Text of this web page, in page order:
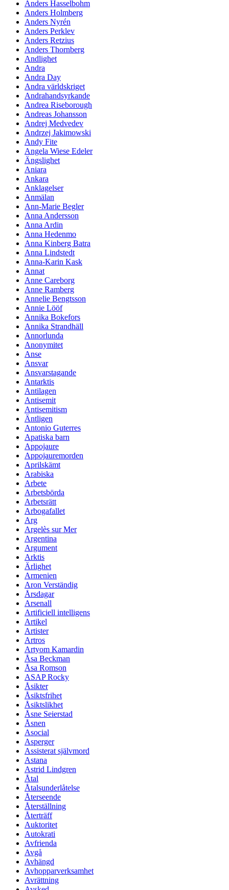
Anders Hasselbohm
Anders Holmberg
Anders Nyrén
Anders Perklev
Anders Retzius
Anders Thornberg
Andlighet
Andra
Andra Day
Andra världskriget
Andrahandsyrkande
Andrea Riseborough
Andreas Johansson
Andrej Medvedev
Andrzej Jakimowski
Andy Fite
Angela Wiese Edeler
Ängslighet
Aniara
Ankara
Anklagelser
Anmälan
Ann-Marie Begler
Anna Andersson
Anna Ardin
Anna Hedenmo
Anna Kinberg Batra
Anna Lindstedt
Anna-Karin Kask
Annat
Anne Careborg
Anne Ramberg
Annelie Bengtsson
Annie Lööf
Annika Bokefors
Annika Strandhäll
Annorlunda
Anonymitet
Anse
Ansvar
Ansvarstagande
Antarktis
Antilagen
Antisemit
Antisemitism
Äntligen
Antonio Guterres
Apatiska barn
Appojaure
Appojauremorden
Aprilskämt
Arabiska
Arbete
Arbetsbörda
Arbetsrätt
Arbogafallet
Arg
Argelès sur Mer
Argentina
Argument
Arktis
Ärlighet
Armenien
Aron Verständig
Årsdagar
Arsenall
Artificiell intelligens
Artikel
Artister
Artros
Artyom Kamardin
Åsa Beckman
Åsa Romson
ASAP Rocky
Åsikter
Åsiktsfrihet
Åsiktslikhet
Åsne Seierstad
Åsnen
Asocial
Asperger
Assisterat självmord
Astana
Astrid Lindgren
Åtal
Åtalsunderlåtelse
Återseende
Återställning
Återträff
Auktoritet
Autokrati
Avfrienda
Avgå
Avhängd
Avhopparverksamhet
Avrättning